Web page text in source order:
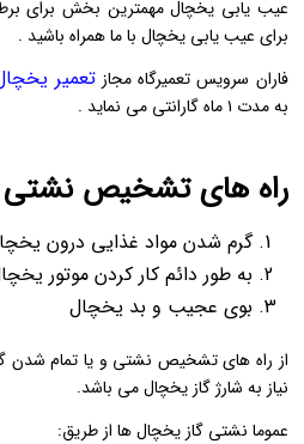
عیب یابی یخچال مهمترین بخش برای
برای عیب یابی یخچال با ما همراه باشید .
فاران سرویس تعمیرگاه مجاز تعمیر
به مدت ۱ ماه گارانتی می نماید .
راه های تشخیص نشتی
گرم شدن مواد غذایی درون
به طور دائم کار کردن موتور
بوی عجیب و بد یخچال
از راه های تشخیص نشتی و یا تمام شدن
نیاز به شارژ گاز یخچال می باشد.
عموما نشتی گاز یخچال ها از طریق: